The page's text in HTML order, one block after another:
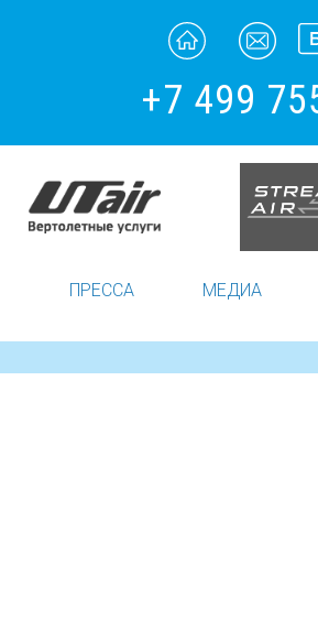
+7 499
ПРЕССА МЕДИА